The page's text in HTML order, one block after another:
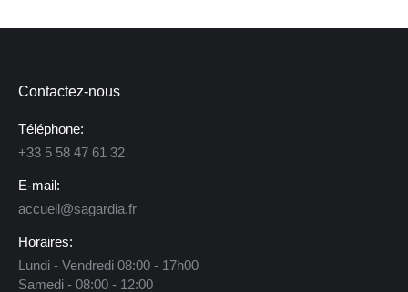
Contactez-nous
Téléphone:
+33 5 58 47 61 32
E-mail:
accueil@sagardia.fr
Horaires:
Lundi - Vendredi 08:00 - 17h00
Samedi - 08:00 - 12:00